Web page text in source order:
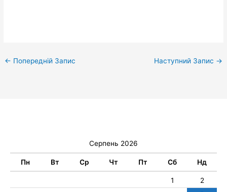
← Попередній Запис Наступний Запис →
Серпень 2026
Пн Вт Ср Чт Пт Сб Нд
1
2